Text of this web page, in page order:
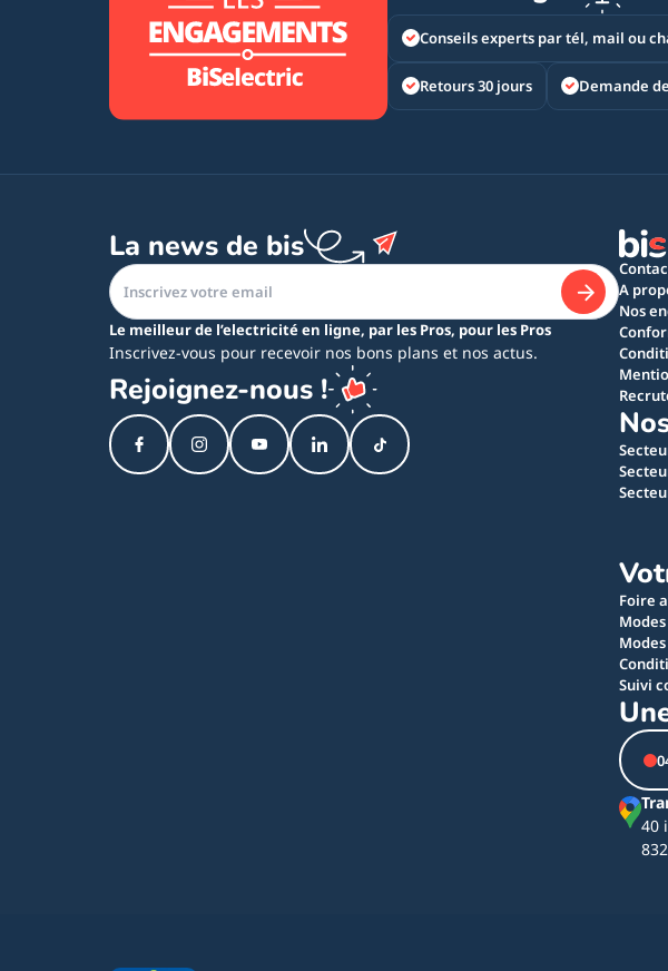
Conseils experts par tél, mail ou
Retours 30 jours Demande
La news de bis
Le meilleur de l’electricité en ligne, par les Pros, pour les Pros
Inscrivez-vous pour recevoir nos bons plans et nos actus.
Rejoignez-nous !
A
Nos
Foire
Suivi
40